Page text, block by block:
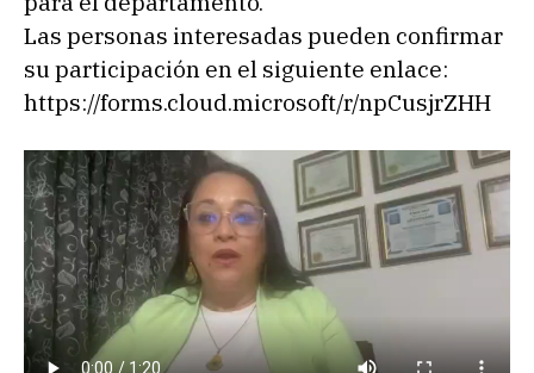
Las personas interesadas pueden confirmar
su participación en el siguiente enlace:
https://forms.cloud.microsoft/r/npCusjrZHH